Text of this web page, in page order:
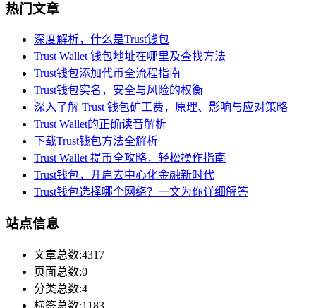
热门文章
深度解析，什么是Trust钱包
Trust Wallet 钱包地址在哪里及查找方法
Trust钱包添加代币全流程指南
Trust钱包实名，安全与风险的权衡
深入了解 Trust 钱包矿工费，原理、影响与应对策略
Trust Wallet的正确读音解析
下载Trust钱包方法全解析
Trust Wallet 提币全攻略，轻松操作指南
Trust钱包，开启去中心化金融新时代
Trust钱包选择哪个网络？一文为你详细解答
站点信息
文章总数:4317
页面总数:0
分类总数:4
标签总数:1183